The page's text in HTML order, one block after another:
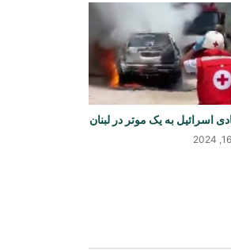
صحی افغانستان را با
کرده است
افغانستان
اقتصادی» را
با عربستان و
اسرائیل به یک موتر در لبنان